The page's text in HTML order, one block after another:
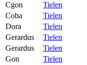
Cgon
Tielen
Coba
Tielen
Dora
Tielen
Gerardus
Tielen
Gerardus
Tielen
Gon
Tielen